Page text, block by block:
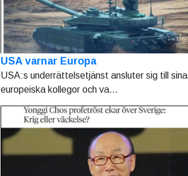
USA varnar Europa
USA:s underrättelsetjänst ansluter sig till sina
europeiska kollegor och va...